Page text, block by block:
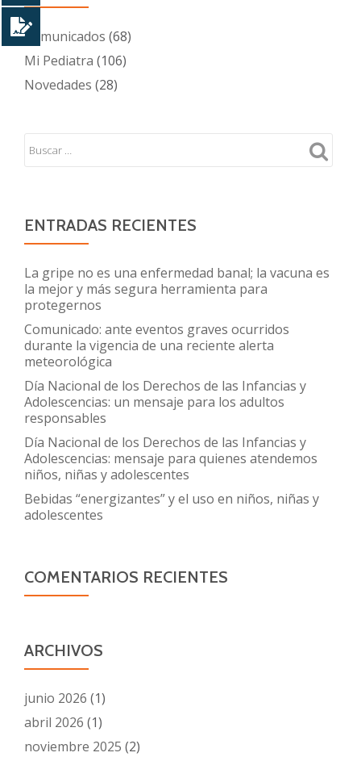
Comunicados (68)
Mi Pediatra (106)
Novedades (28)
ENTRADAS RECIENTES
La gripe no es una enfermedad banal; la vacuna es
la mejor y más segura herramienta para
protegernos
Comunicado: ante eventos graves ocurridos
durante la vigencia de una reciente alerta
meteorológica
Día Nacional de los Derechos de las Infancias y
Adolescencias: un mensaje para los adultos
responsables
Día Nacional de los Derechos de las Infancias y
Adolescencias: mensaje para quienes atendemos
niños, niñas y adolescentes
Bebidas “energizantes” y el uso en niños, niñas y
adolescentes
COMENTARIOS RECIENTES
ARCHIVOS
junio 2026 (1)
abril 2026 (1)
noviembre 2025 (2)